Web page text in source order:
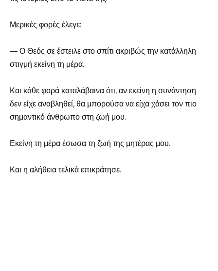
Μερικές φορές έλεγε:
— Ο Θεός σε έστειλε στο σπίτι ακριβώς την κατάλληλη
στιγμή εκείνη τη μέρα.
Και κάθε φορά καταλάβαινα ότι, αν εκείνη η συνάντηση
δεν είχε αναβληθεί, θα μπορούσα να είχα χάσει τον πιο
σημαντικό άνθρωπο στη ζωή μου.
Εκείνη τη μέρα έσωσα τη ζωή της μητέρας μου.
Και η αλήθεια τελικά επικράτησε.